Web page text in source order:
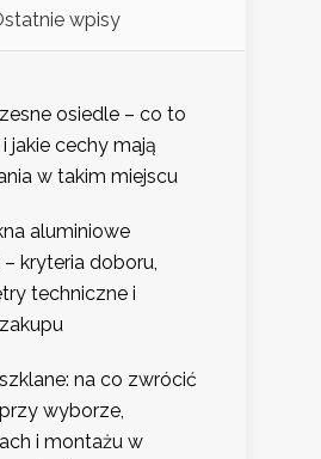
wpisy
osiedle – co to
jakie cechy mają
w takim miejscu
aluminiowe
kryteria doboru,
techniczne i
na co zwrócić
wyborze,
i montażu w